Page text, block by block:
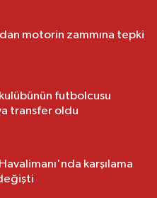
motorin zammına tepki
futbolcusu
transfer oldu
karşılama